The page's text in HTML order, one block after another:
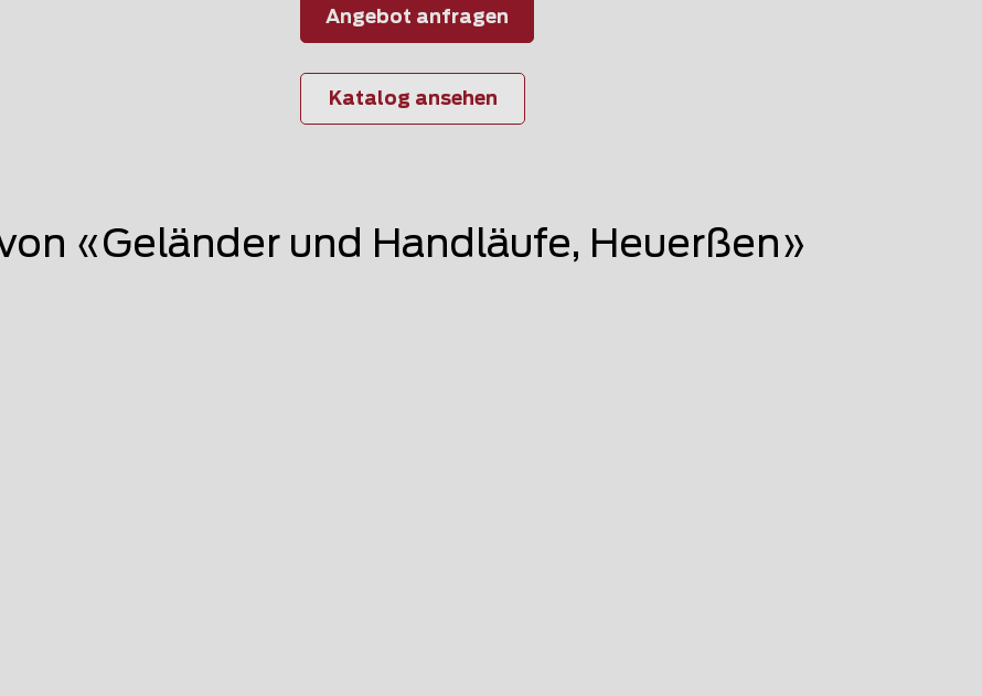
Angebot anfragen
Katalog ansehen
«Geländer und Handläufe, Heuerßen»